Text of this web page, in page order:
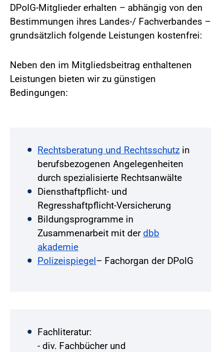
DPolG-Mitglieder erhalten – abhängig von den
Bestimmungen ihres Landes-/ Fachverbandes –
grundsätzlich folgende Leistungen kostenfrei:
Neben den im Mitgliedsbeitrag enthaltenen
Leistungen bieten wir zu günstigen
Bedingungen:
Rechtsberatung und Rechtsschutz in
berufsbezogenen Angelegenheiten
durch spezialisierte Rechtsanwälte
Diensthaftpflicht- und
Regresshaftpflicht-Versicherung
Bildungsprogramme in
Zusammenarbeit mit derdbb
akademie
Polizeispiegel– Fachorgan der DPolG
Fachliteratur:
- div. Fachbücher und